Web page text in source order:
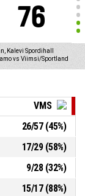
76
Kalevi Spordihall
vs Viimsi/Sportland
VMS
26/57(45%)
17/29(58%)
9/28(32%)
15/17(88%)